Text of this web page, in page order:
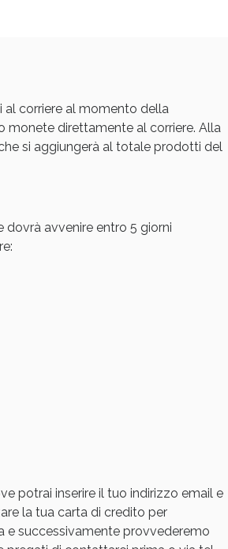
corriere al momento della
direttamente al corriere. Alla
si aggiungerà al totale prodotti del
avvenire entro 5 giorni
potrai inserire il tuo indirizzo email e
la tua carta di credito per
e successivamente provvederemo